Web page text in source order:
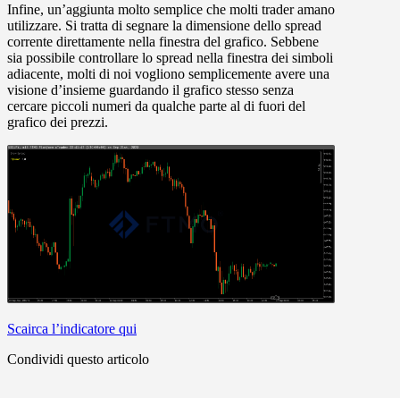
Infine, un’aggiunta molto semplice che molti trader amano
utilizzare. Si tratta di segnare la dimensione dello spread
corrente direttamente nella finestra del grafico. Sebbene
sia possibile controllare lo spread nella finestra dei simboli
adiacente, molti di noi vogliono semplicemente avere una
visione d’insieme guardando il grafico stesso senza
cercare piccoli numeri da qualche parte al di fuori del
grafico dei prezzi.
Scairca l’indicatore qui
Condividi questo articolo